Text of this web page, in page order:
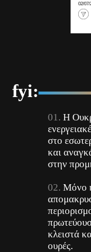
02/07/
fyi:
Η
στο
και
στην
Μόνο
κλειστά
ουρές.